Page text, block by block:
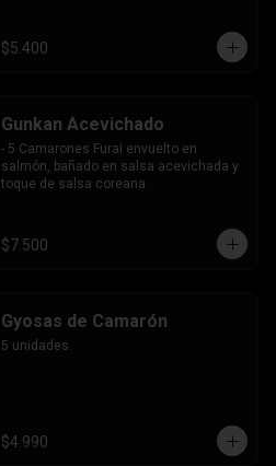
$5.400
Gunkan Acevichado
- 5 Camarones Furai envuelto en
salmón, bañado en salsa acevichada y
toque de salsa coreana.
$7.500
Gyosas de Camarón
5 unidades.
$4.990